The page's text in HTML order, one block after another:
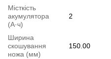
Місткість
акумулятора
(А·ч)
2
Ширина
скошування
ножа (мм)
150.00